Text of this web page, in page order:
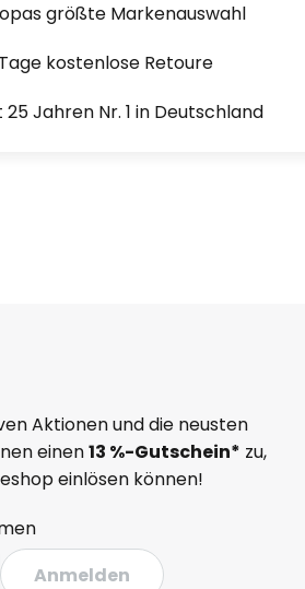
größte Markenauswahl
kostenlose Retoure
25 Jahren Nr. 1 in Deutschland
Aktionen und die neusten
einen13 %-Gutschein* zu,
einlösen können!
Anmelden